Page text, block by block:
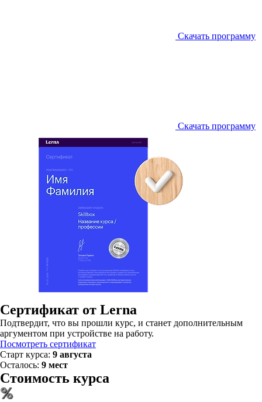
Скачать программу
Скачать программу
Сертификат от Lerna
Подтвердит, что вы прошли курс, и станет дополнительным
аргументом при устройстве на работу.
Посмотреть сертификат
Старт курса: 9 августа
Осталось: 9 мест
Стоимость курса